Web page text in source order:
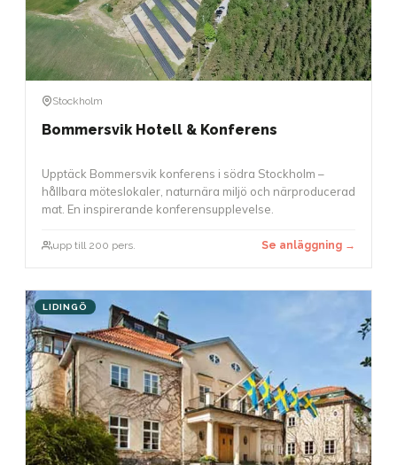
Stockholm
Bommersvik Hotell & Konferens
Upptäck Bommersvik konferens i södra Stockholm –
hållbara möteslokaler, naturnära miljö och närproducerad
mat. En inspirerande konferensupplevelse.
upp till 200 pers. Se anläggning →
LIDINGÖ